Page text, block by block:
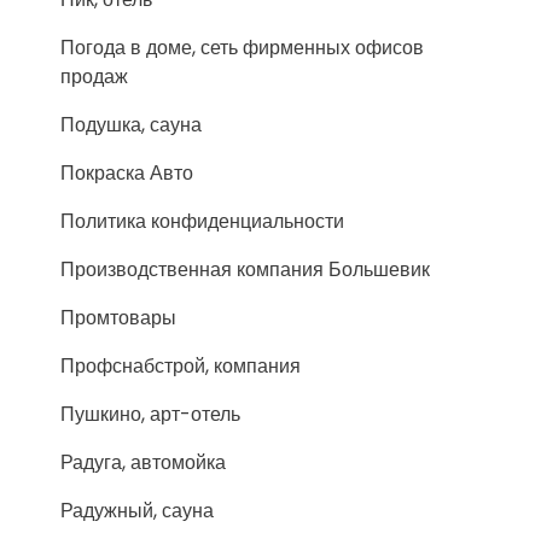
Погода в доме, сеть фирменных офисов
продаж
Подушка, сауна
Покраска Авто
Политика конфиденциальности
Производственная компания Большевик
Промтовары
Профснабстрой, компания
Пушкино, арт-отель
Радуга, автомойка
Радужный, сауна